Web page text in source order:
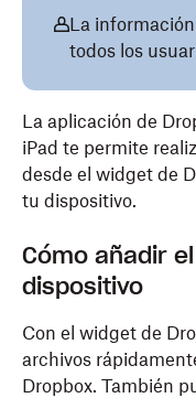
La
todos los
La aplicación de
iPad te permite
desde el widget de
tu dispositivo.
Cómo añadir
dispositivo
Con el widget de
archivos
Dropbox. También